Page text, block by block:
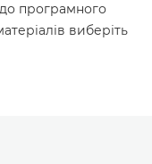
програмного
виберіть